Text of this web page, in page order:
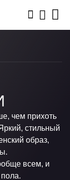
чем прихоть
стильный
образ,
всем, и